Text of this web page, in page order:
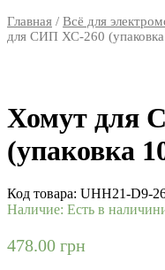
Главная / Всё для
для СИП ХС-260
Хомут для
(упаковка
Код товара: UHH21-D9-
Наличие: Есть в
478.00 грн